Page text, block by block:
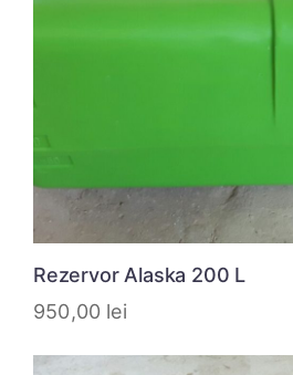
Rezervor Alaska 200 L
950,00 lei